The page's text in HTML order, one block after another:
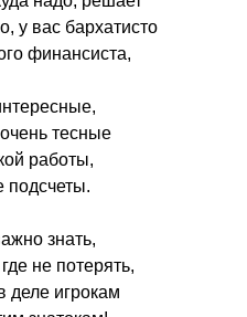
у вас бархатисто
финансиста,
тесные
работы,
подсчеты.
знать,
не потерять,
деле игрокам